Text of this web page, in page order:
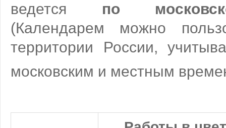
ведется по
(Календарем можно
территории России,
московским и местным